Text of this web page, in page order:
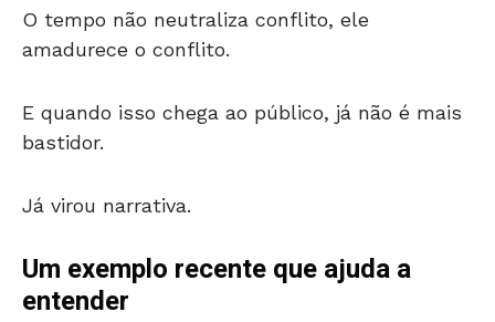
O tempo não neutraliza conflito, ele
amadurece o conflito.
E quando isso chega ao público, já não é mais
bastidor.
Já virou narrativa.
Um exemplo recente que ajuda a
entender